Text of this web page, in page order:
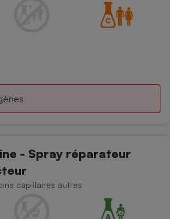
- Spray réparateur
capillaires autres